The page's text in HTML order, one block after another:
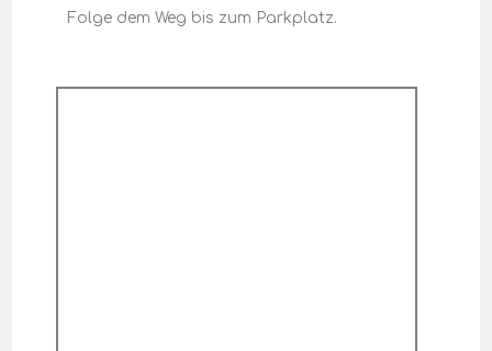
Folge dem Weg bis zum Parkplatz.